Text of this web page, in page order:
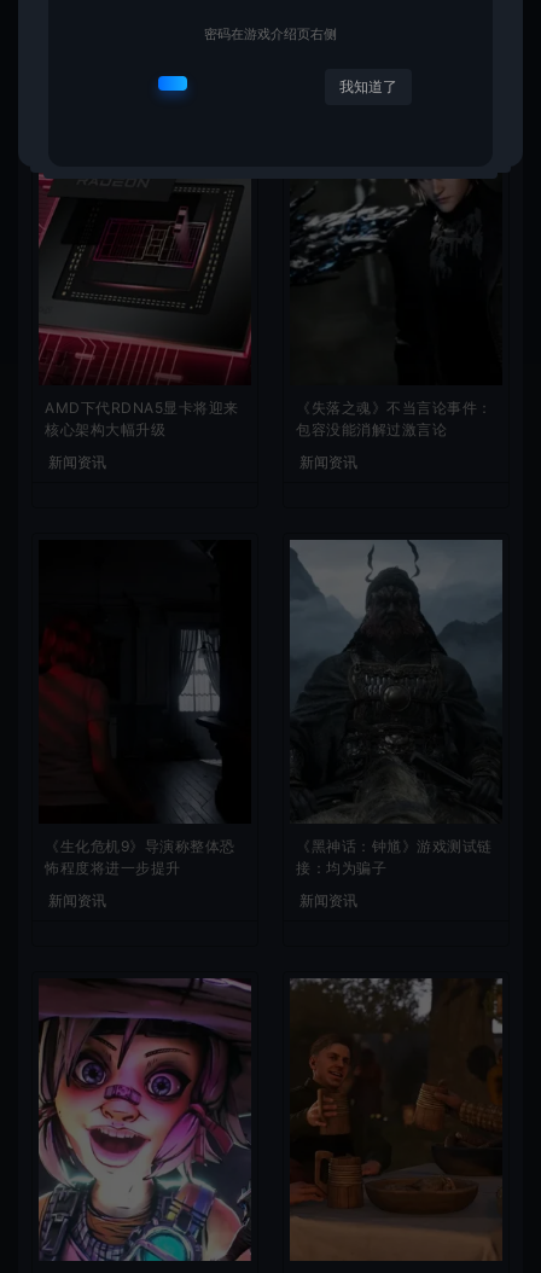
AMD下代RDNA5显卡将迎来
核心架构大幅升级
新闻资讯
《失落之魂》不当言论事件：
包容没能消解过激言论
新闻资讯
《生化危机9》导演称整体恐
怖程度将进一步提升
新闻资讯
《黑神话：钟馗》游戏测试链
接：均为骗子
新闻资讯
密码在游戏介绍页右侧
我知道了